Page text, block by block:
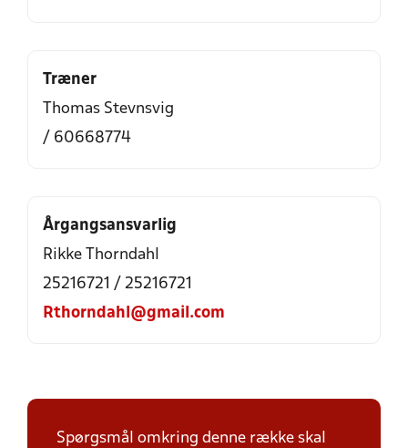
Træner
Thomas Stevnsvig
/ 60668774
Årgangsansvarlig
Rikke Thorndahl
25216721 / 25216721
Rthorndahl@gmail.com
Spørgsmål omkring denne række skal